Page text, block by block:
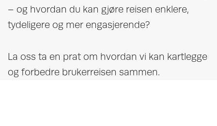
– og hvordan du kan gjøre reisen enklere,
tydeligere og mer engasjerende?
La oss ta en prat om hvordan vi kan kartlegge
og forbedre brukerreisen sammen.